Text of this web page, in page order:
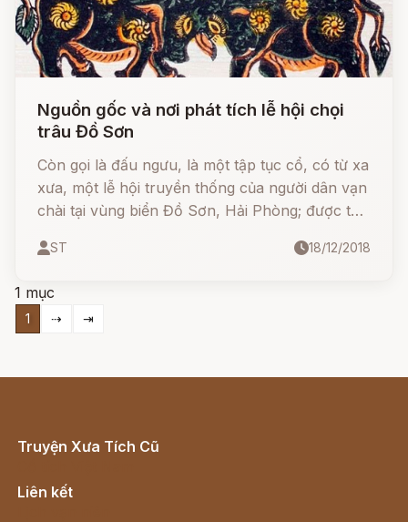
Nguồn gốc và nơi phát tích lễ hội chọi
trâu Đồ Sơn
Còn gọi là đấu ngưu, là một tập tục cổ, có từ xa
xưa, một lễ hội truyền thống của người dân vạn
chài tại vùng biển Đồ Sơn, Hải Phòng; được tổ
hàng năm;
ST 18/12/2018
1 mục
1 ⇢ ⇥
Truyện Xưa Tích Cũ
Liên kết